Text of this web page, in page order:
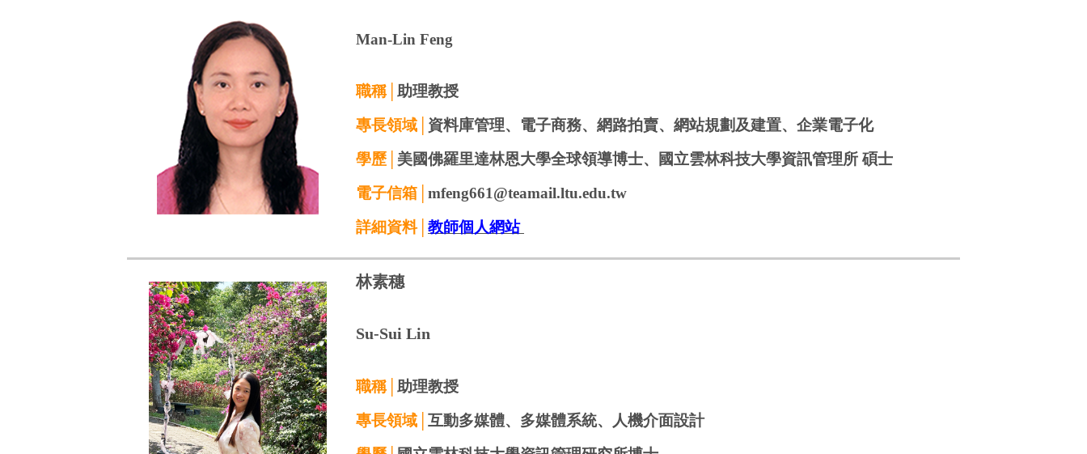
Man-Lin Feng
職稱│ 助理教授
專長領域│ 資料庫管理、 電子商務、 網路拍賣、 網站規劃及建置、 企業電子化
學歷│ 美國佛羅里達林恩大學全球領導博士、
國立雲林科技大學資訊管理所 碩士
電子信箱│ mfeng661@teamail.ltu.edu.tw
詳細資料│ 教師個人網站
林素穗
Su-Sui Lin
職稱│ 助理教授
專長領域│ 互動多媒體、多媒體系統、人機介面設計